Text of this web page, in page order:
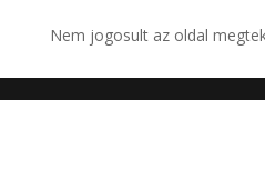
Nem jogosult az oldal